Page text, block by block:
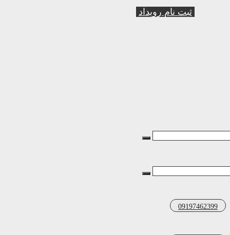
ثبت نام رویداد
09197462399